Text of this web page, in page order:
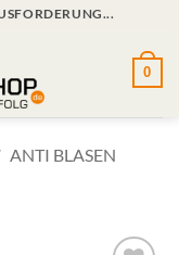
0
ANTI BLASEN